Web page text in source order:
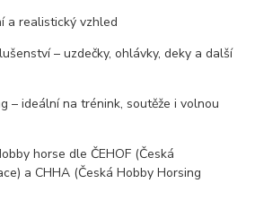
a realistický vzhled
– uzdečky, ohlávky, deky a další
– ideální na trénink, soutěže i volnou
horse dle ČEHOF (Česká
a CHHA (Česká Hobby Horsing